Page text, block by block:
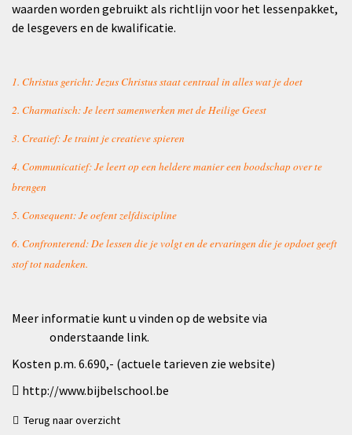
waarden worden gebruikt als richtlijn voor het lessenpakket,
de lesgevers en de kwalificatie.
1. Christus gericht: Jezus Christus staat centraal in alles wat je doet
2. Charmatisch: Je leert samenwerken met de Heilige Geest
3. Creatief: Je traint je creatieve spieren
4. Communicatief: Je leert op een heldere manier een boodschap over te
brengen
5. Consequent: Je oefent zelfdiscipline
6. Confronterend: De lessen die je volgt en de ervaringen die je opdoet geeft
stof tot nadenken.
Meer informatie kunt u vinden op de website via
onderstaande link.
Kosten p.m. 6.690,- (actuele tarieven zie website)
http://www.bijbelschool.be
Terug naar overzicht